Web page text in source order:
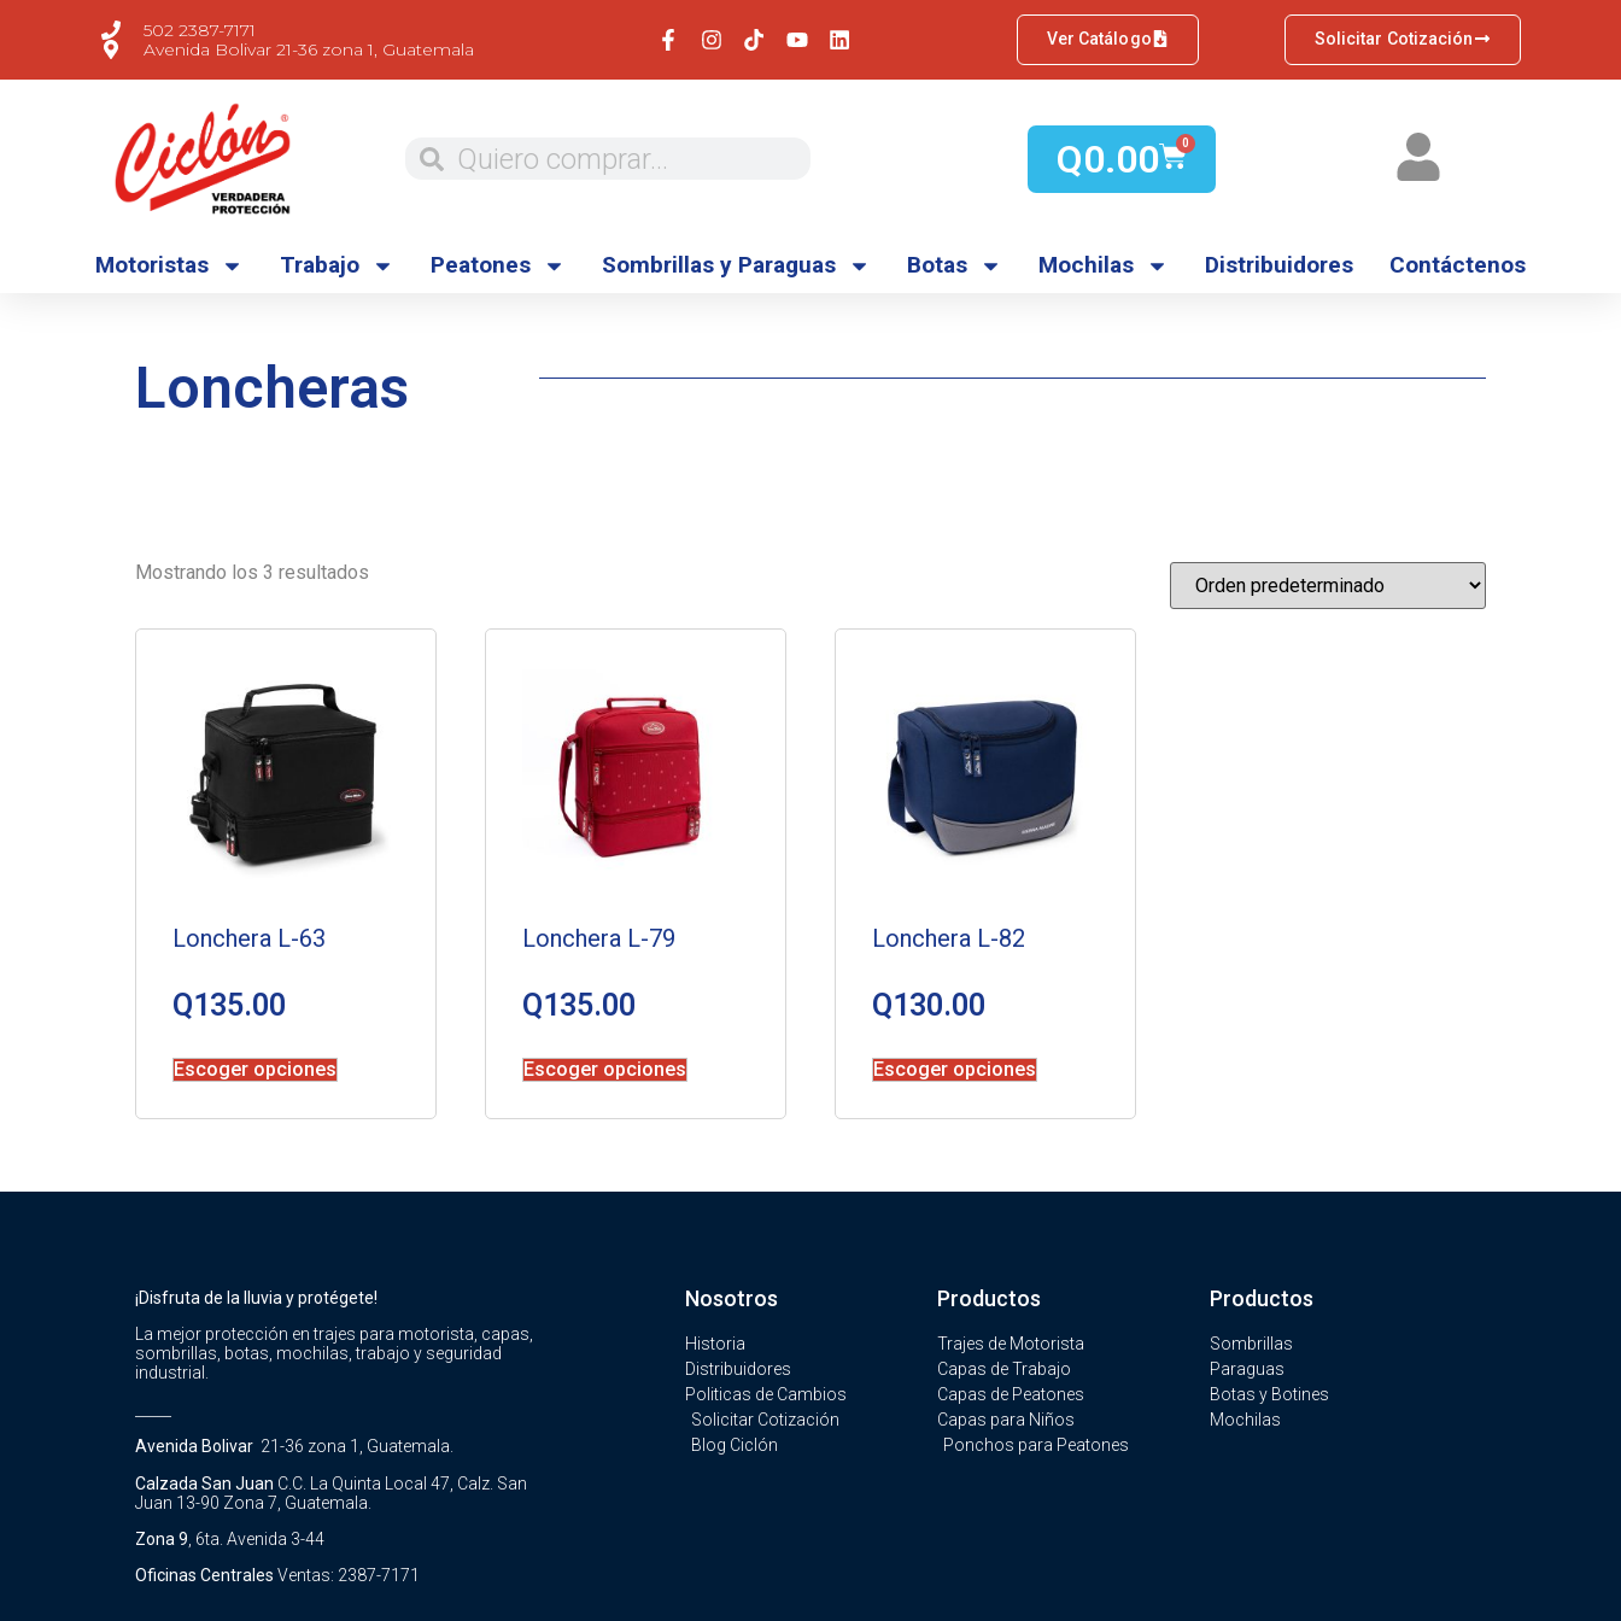
502 2387-7171
Avenida Bolivar 21-36 zona 1, Guatemala
Ver Catálogo Solicitar Cotización
Q0.00 0
Motoristas Trabajo Peatones Sombrillas y Paraguas Botas Mochilas Distribuidores Contáctenos
Loncheras
Mostrando los 3 resultados
Lonchera L-63
Q135.00
Escoger opciones
Lonchera L-79
Q135.00
Escoger opciones
Lonchera L-82
Q130.00
Escoger opciones
¡Disfruta de la lluvia y protégete!
La mejor protección en trajes para motorista, capas,
sombrillas, botas, mochilas, trabajo y seguridad
industrial.
Avenida Bolivar 21-36 zona 1, Guatemala.
Calzada San Juan C.C. La Quinta Local 47, Calz. San
Juan 13-90 Zona 7, Guatemala.
Zona 9 , 6ta. Avenida 3-44
Oficinas Centrales Ventas: 2387-7171
Nosotros
Historia
Distribuidores
Politicas de Cambios
Solicitar Cotización
Blog Ciclón
Productos
Trajes de Motorista
Capas de Trabajo
Capas de Peatones
Capas para Niños
Ponchos para Peatones
Productos
Sombrillas
Paraguas
Botas y Botines
Mochilas